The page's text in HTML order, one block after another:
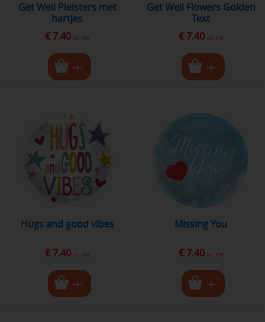
Get Well Pleisters met
hartjes
€ 7.40 excl. BTW
Get Well Flowers Golden
Text
€ 7.40 excl. BTW
hugs and good vibes
€ 7.40 excl. BTW
Missing You
€ 7.40 excl. BTW